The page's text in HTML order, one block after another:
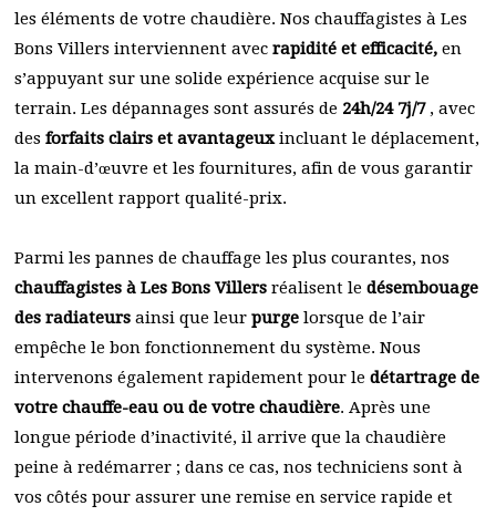
les éléments de votre chaudière. Nos chauffagistes à Les
Bons Villers interviennent avec rapidité et efficacité, en
s’appuyant sur une solide expérience acquise sur le
terrain. Les dépannages sont assurés de 24h/24 7j/7, avec
des forfaits clairs et avantageuxincluant le déplacement,
la main-d’œuvre et les fournitures, afin de vous garantir
un excellent rapport qualité-prix.
Parmi les pannes de chauffage les plus courantes, nos
chauffagistes à Les Bons Villers réalisent le désembouage
des radiateurs ainsi que leur purge lorsque de l’air
empêche le bon fonctionnement du système. Nous
intervenons également rapidement pour le détartrage de
votre chauffe-eau ou de votre chaudière. Après une
longue période d’inactivité, il arrive que la chaudière
peine à redémarrer ; dans ce cas, nos techniciens sont à
vos côtés pour assurer une remise en service rapide et